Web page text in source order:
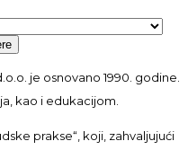
je osnovano 1990. godine.
kao i edukacijom.
prakse“, koji, zahvaljujući